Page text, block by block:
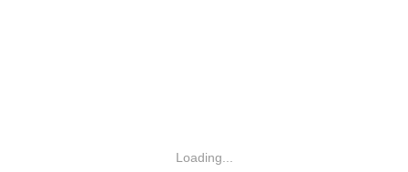
Loading...